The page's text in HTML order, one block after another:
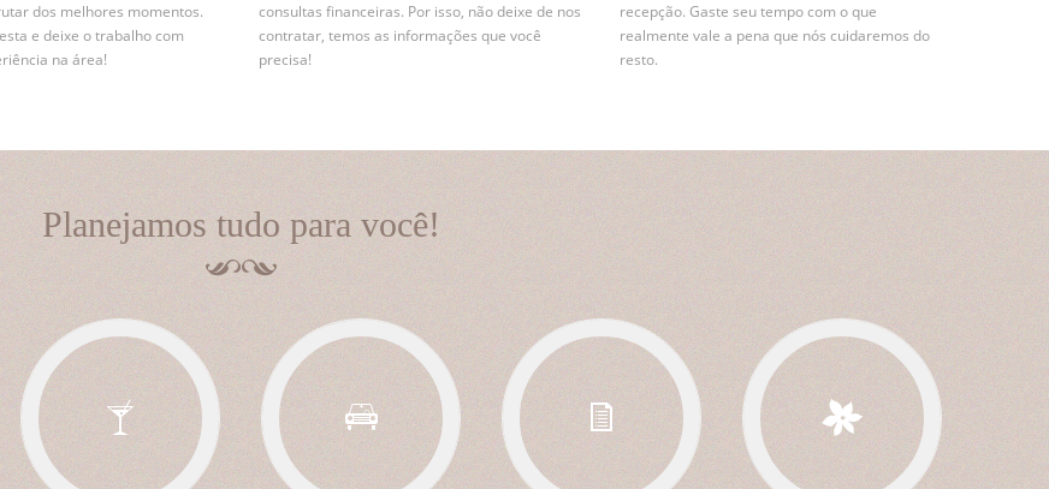
dos melhores momentos.
e deixe o trabalho com
na área!
consultas financeiras. Por isso, não deixe de nos
contratar, temos as informações que você
precisa!
recepção. Gaste seu tempo com o que
realmente vale a pena que nós cuidaremos do
resto.
Planejamos tudo para você!